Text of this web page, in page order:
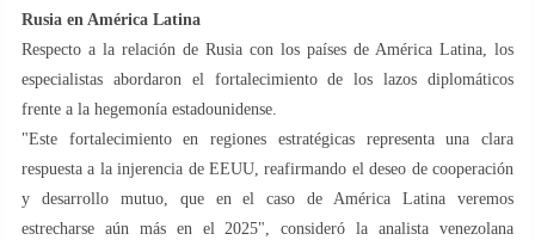
Rusia en América Latina
Respecto a la relación de Rusia con los países de América Latina, los
especialistas abordaron el fortalecimiento de los lazos diplomáticos
frente a la hegemonía estadounidense.
"Este fortalecimiento en regiones estratégicas representa una clara
respuesta a la injerencia de EEUU, reafirmando el deseo de cooperación
y desarrollo mutuo, que en el caso de América Latina veremos
estrecharse aún más en el 2025", consideró la analista venezolana